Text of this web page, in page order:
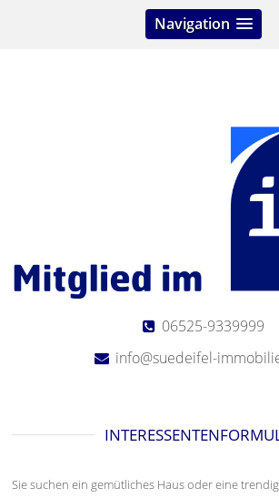
Navigation
06525-9339999
info@suedeifel-
Sie suchen ein gemütliches Haus oder eine